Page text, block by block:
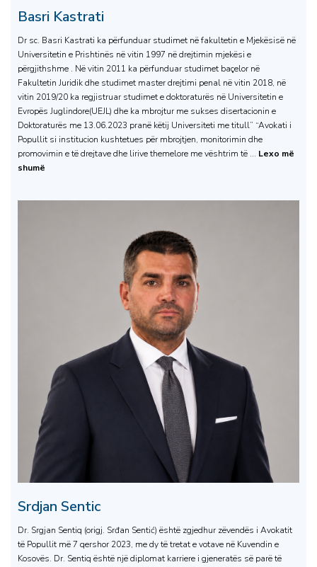
Basri Kastrati
Dr sc. Basri Kastrati ka përfunduar studimet në fakultetin e Mjekësisë në
Universitetin e Prishtinës në vitin 1997 në drejtimin mjekësi e
përgjithshme . Në vitin 2011 ka përfunduar studimet baçelor në
Fakultetin Juridik dhe studimet master drejtimi penal në vitin 2018, në
vitin 2019/20 ka regjistruar studimet e doktoraturës në Universitetin e
Evropës Juglindore(UEJL) dhe ka mbrojtur me sukses disertacionin e
Doktoraturës me 13.06.2023 pranë këtij Universiteti me titull” “Avokati i
Popullit si institucion kushtetues për mbrojtjen, monitorimin dhe
promovimin e të drejtave dhe lirive themelore me vështrim të ... Lexo më
shumë
Srdjan Sentic
Dr. Srgjan Sentiq (origj. Srđan Sentić) është zgjedhur zëvendës i Avokatit
të Popullit më 7 qershor 2023, me dy të tretat e votave në Kuvendin e
Kosovës. Dr. Sentiq është një diplomat karriere i gjeneratës së parë të